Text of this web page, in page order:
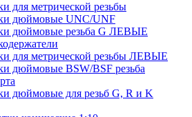
для метрической резьбы
дюймовые UNC/UNF
дюймовые резьба G ЛЕВЫЕ
для метрической резьбы ЛЕВЫЕ
дюймовые BSW/BSF резьба
дюймовые для резьб G, R и K